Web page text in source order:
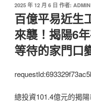
發
佈
於
2025 年 12 月 6 日 作者: ADMIN
百億平易近生
來襲！揭陽6
等待的家門口
總投資101.4億元的揭